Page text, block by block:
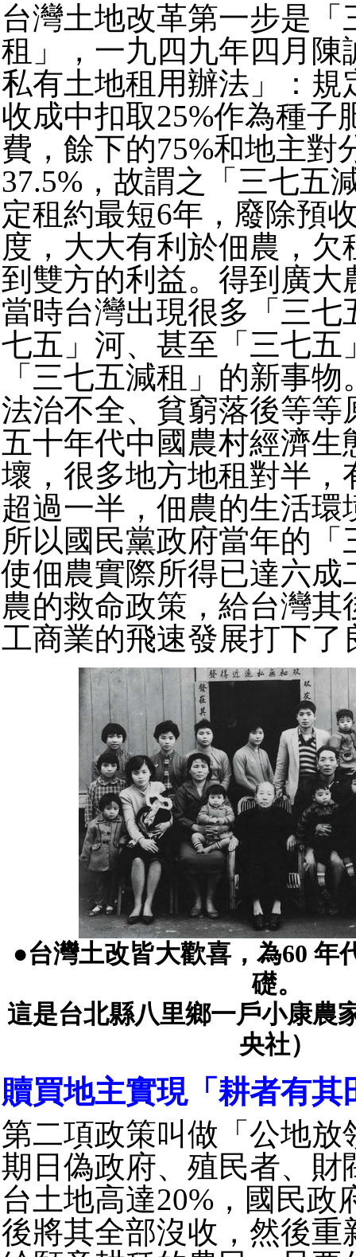
台灣土地改革第一步是「
租」，一九四九年四月陳
私有土地租用辦法」：規
收成中扣取25%作為種子
費，餘下的75%和地主對
37.5%，故謂之「三七五
定租約最短6年，廢除預
度，大大有利於佃農，欠
到雙方的利益。得到廣大
當時台灣出現很多「三七
七五」河、甚至「三七五
「三七五減租」的新事
法治不全、貧窮落後等等
五十年代中國農村經濟生
壞，很多地方地租對半，
超過一半，佃農的生活環
所以國民黨政府當年的「
使佃農實際所得已達六成
農的救命政策，給台灣其
工商業的飛速發展打下
●台灣土改皆大歡喜，為60 年
礎。
這是台北縣八里鄉一戶小康農
央社）
贖買地主實現「耕者有其
第二項政策叫做「公地放
期日偽政府、殖民者、財
台土地高達20%，國民政
後將其全部沒收，然後重